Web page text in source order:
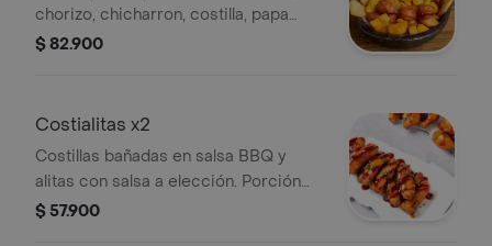
chorizo, chicharron, costilla, papa
criolla, maduro y arepas fritas con
$ 82.900
Costialitas x2
Costillas bañadas en salsa BBQ y
alitas con salsa a elección. Porción
para dos personas.
$ 57.900